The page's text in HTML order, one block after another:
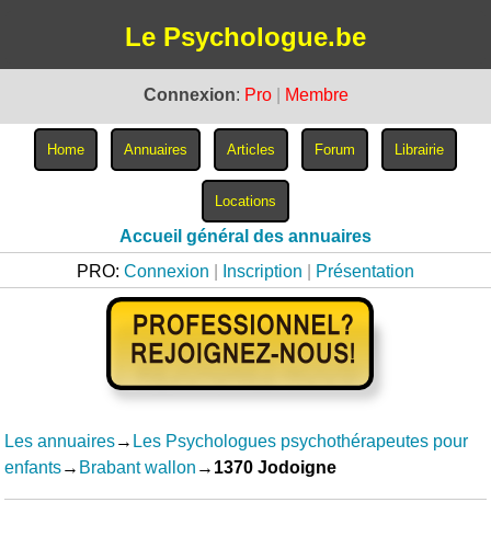
Le Psychologue.be
Connexion: Pro Membre
Accueil général des annuaires
PRO: Connexion Inscription Présentation
Les annuaires→ Les Psychologues psychothérapeutes pour
enfants→ Brabant wallon → 1370 Jodoigne